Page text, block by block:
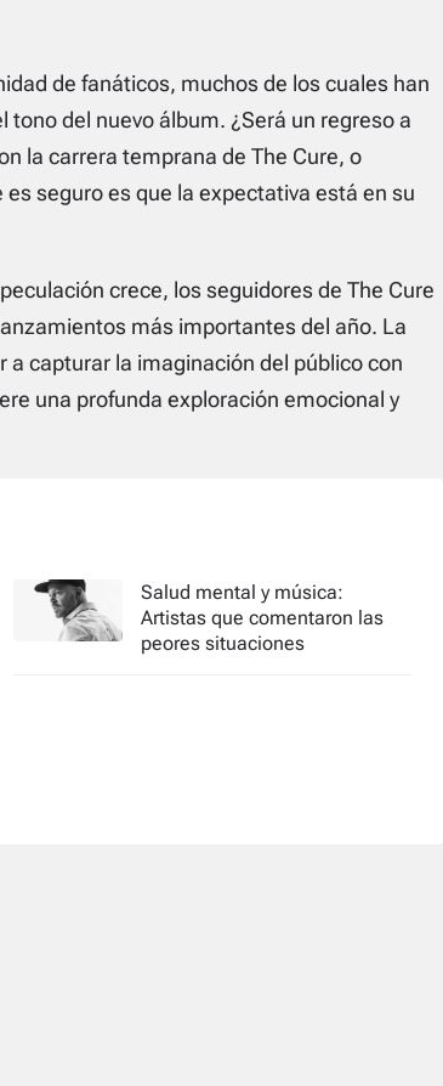
de fanáticos, muchos de los cuales han
del nuevo álbum. ¿Será un regreso a
la carrera temprana de The Cure, o
seguro es que la expectativa está en su
crece, los seguidores de The Cure
más importantes del año. La
capturar la imaginación del público con
una profunda exploración emocional y
Salud mental y música:
Artistas que comentaron las
peores situaciones